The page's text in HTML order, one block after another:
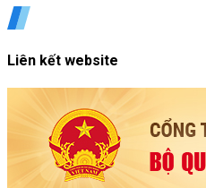
Liên kết website